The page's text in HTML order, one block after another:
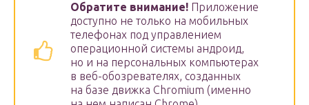
Обратите внимание! Приложение
доступно не только на мобильных
телефонах под управлением
операционной системы андроид,
но и на персональных компьютерах
в веб-обозревателях, созданных
на базе движка Chromium (именно